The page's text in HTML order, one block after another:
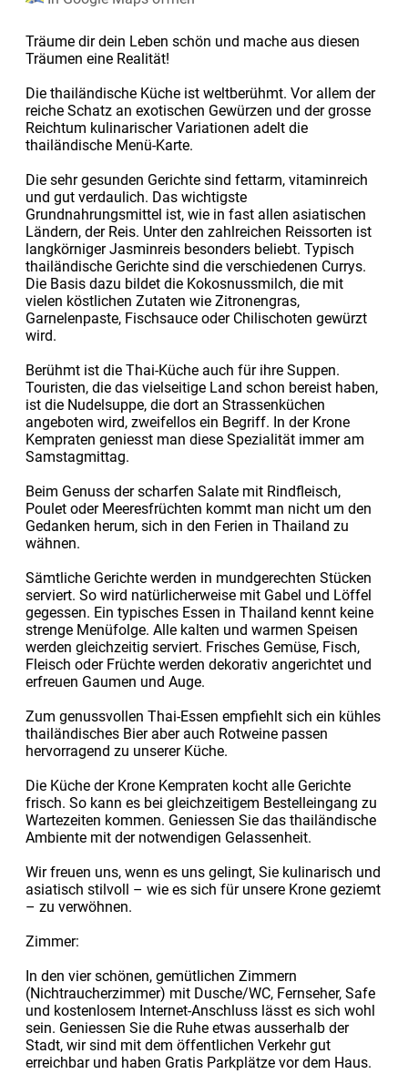
Träume dir dein Leben schön und mache aus diesen
Träumen eine Realität!
Die thailändische Küche ist weltberühmt. Vor allem der
reiche Schatz an exotischen Gewürzen und der grosse
Reichtum kulinarischer Variationen adelt die
thailändische Menü-Karte.
Die sehr gesunden Gerichte sind fettarm, vitaminreich
und gut verdaulich. Das wichtigste
Grundnahrungsmittel ist, wie in fast allen asiatischen
Ländern, der Reis. Unter den zahlreichen Reissorten ist
langkörniger Jasminreis besonders beliebt. Typisch
thailändische Gerichte sind die verschiedenen Currys.
Die Basis dazu bildet die Kokosnussmilch, die mit
vielen köstlichen Zutaten wie Zitronengras,
Garnelenpaste, Fischsauce oder Chilischoten gewürzt
wird.
Berühmt ist die Thai-Küche auch für ihre Suppen.
Touristen, die das vielseitige Land schon bereist haben,
ist die Nudelsuppe, die dort an Strassenküchen
angeboten wird, zweifellos ein Begriff. In der Krone
Kempraten geniesst man diese Spezialität immer am
Samstagmittag.
Beim Genuss der scharfen Salate mit Rindfleisch,
Poulet oder Meeresfrüchten kommt man nicht um den
Gedanken herum, sich in den Ferien in Thailand zu
wähnen.
Sämtliche Gerichte werden in mundgerechten Stücken
serviert. So wird natürlicherweise mit Gabel und Löffel
gegessen. Ein typisches Essen in Thailand kennt keine
strenge Menüfolge. Alle kalten und warmen Speisen
werden gleichzeitig serviert. Frisches Gemüse, Fisch,
Fleisch oder Früchte werden dekorativ angerichtet und
erfreuen Gaumen und Auge.
Zum genussvollen Thai-Essen empfiehlt sich ein kühles
thailändisches Bier aber auch Rotweine passen
hervorragend zu unserer Küche.
Die Küche der Krone Kempraten kocht alle Gerichte
frisch. So kann es bei gleichzeitigem Bestelleingang zu
Wartezeiten kommen. Geniessen Sie das thailändische
Ambiente mit der notwendigen Gelassenheit.
Wir freuen uns, wenn es uns gelingt, Sie kulinarisch und
asiatisch stilvoll – wie es sich für unsere Krone geziemt
– zu verwöhnen.
Zimmer:
In den vier schönen, gemütlichen Zimmern
(Nichtraucherzimmer) mit Dusche/WC, Fernseher, Safe
und kostenlosem Internet-Anschluss lässt es sich wohl
sein. Geniessen Sie die Ruhe etwas ausserhalb der
Stadt, wir sind mit dem öffentlichen Verkehr gut
erreichbar und haben Gratis Parkplätze vor dem Haus.